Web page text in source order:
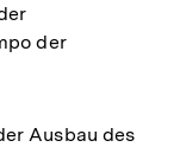
der
Ausbau des